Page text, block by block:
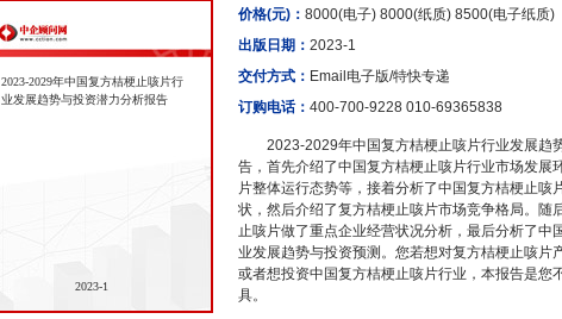
2023-2029年中国复方桔梗止咳片行
业发展趋势与投资潜力分析报告
2023-1
价格(元)： 8000(电子) 8000(纸质) 8500(电子纸质)
出版日期： 2023-1
交付方式： Email电子版/特快专递
订购电话： 400-700-9228 010-69365838
2023-2029年中国复方桔梗止咳片行业发展趋
告，首先介绍了中国复方桔梗止咳片行业市场发展
片整体运行态势等，接着分析了中国复方桔梗止咳
状，然后介绍了复方桔梗止咳片市场竞争格局。随
止咳片做了重点企业经营状况分析，最后分析了中
业发展趋势与投资预测。您若想对复方桔梗止咳片
或者想投资中国复方桔梗止咳片行业，本报告是您
具。